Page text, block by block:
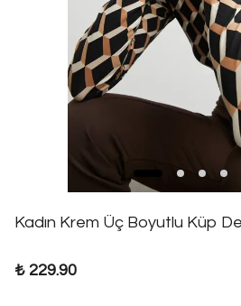
Kadın Krem Üç Boyutlu Küp
₺ 229.90